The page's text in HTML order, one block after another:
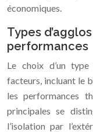
économiques.
Types
performances
Le choix d’un
facteurs, incluant le
les performances
principales se
l’isolation par